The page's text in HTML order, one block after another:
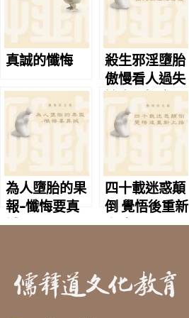
真誠的懺悔
殺生邪淫墮胎
傲慢看人過失
論人長短之惡
報
為人墮胎的果
報-懺悔要真
誠
四十載迷惑顛
倒 覺悟後重新
上路